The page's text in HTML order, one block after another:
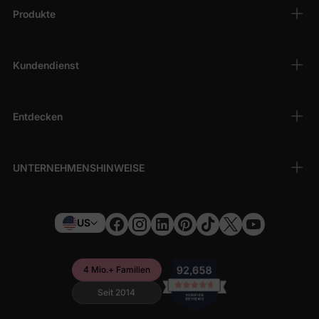
, die jedes Outfit besonders machen
Shoppe jetzt die schönsten Mädchen
Rock Sets
Entdecke bei PatPat die perfekte Balance aus
Ob für die Schule, einen Familienausflug oder ein besonderes
Ereignis – unsere Outfits geben Kindern Selbstvertrauen und
lassen sie großartig aussehen.
Produkte
Kundendienst
Entdecken
UNTERNEHMENSHINWEISE
US
4 Mio.+ Familien
Seit 2014